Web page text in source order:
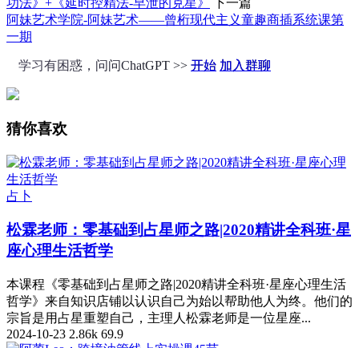
功法》+《延时控精法-早泄的克星》
下一篇
阿妹艺术学院-阿妹艺术——曾桁现代主义童趣商插系统课第
一期
学习有困惑，问问ChatGPT >> 开始 加入群聊
猜你喜欢
占卜
松霖老师：零基础到占星师之路|2020精讲全科班·星
座心理生活哲学
本课程《零基础到占星师之路|2020精讲全科班·星座心理生活
哲学》来自知识店铺以认识自己为始以帮助他人为终。他们的
宗旨是用占星重塑自己，主理人松霖老师是一位星座...
2024-10-23 2.86k 69.9